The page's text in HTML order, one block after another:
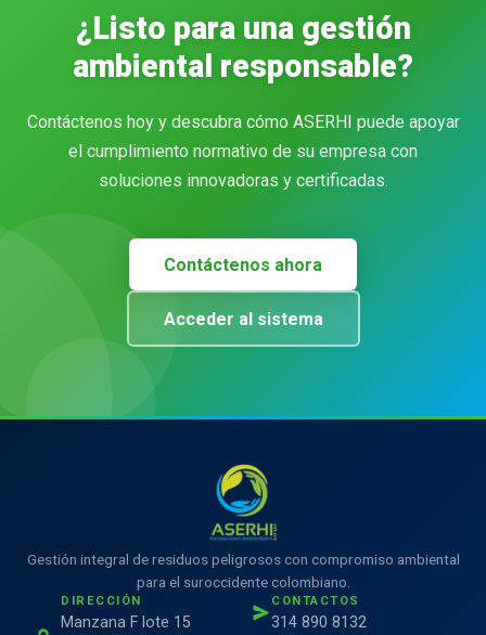
¿Listo para una gestión
ambiental responsable?
Contáctenos hoy y descubra cómo ASERHI puede apoyar
el cumplimiento normativo de su empresa con
soluciones innovadoras y certificadas.
Contáctenos ahora
Acceder al sistema
Gestión integral de residuos peligrosos con compromiso ambiental
para el suroccidente colombiano.
DIRECCIÓN
Manzana F lote 15
CONTACTOS
314 890 8132